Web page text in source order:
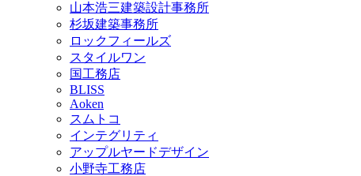
山本浩三建築設計事務所
杉坂建築事務所
ロックフィールズ
スタイルワン
国工務店
BLISS
Aoken
スムトコ
インテグリティ
アップルヤードデザイン
小野寺工務店